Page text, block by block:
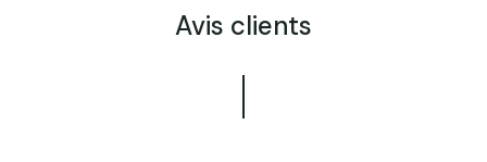
Avis clients